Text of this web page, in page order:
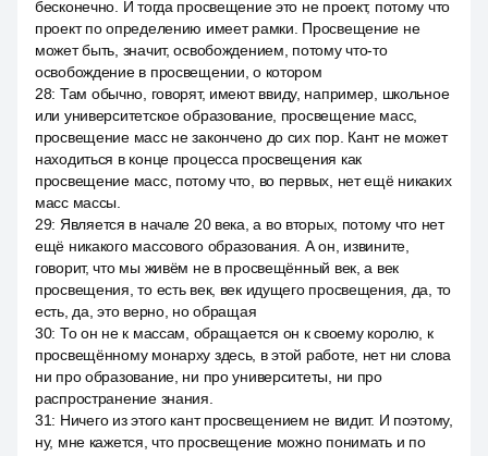
бесконечно. И тогда просвещение это не проект, потому что
проект по определению имеет рамки. Просвещение не
может быть, значит, освобождением, потому что-то
освобождение в просвещении, о котором
28: Там обычно, говорят, имеют ввиду, например, школьное
или университетское образование, просвещение масс,
просвещение масс не закончено до сих пор. Кант не может
находиться в конце процесса просвещения как
просвещение масс, потому что, во первых, нет ещё никаких
масс массы.
29: Является в начале 20 века, а во вторых, потому что нет
ещё никакого массового образования. А он, извините,
говорит, что мы живём не в просвещённый век, а век
просвещения, то есть век, век идущего просвещения, да, то
есть, да, это верно, но обращая
30: То он не к массам, обращается он к своему королю, к
просвещённому монарху здесь, в этой работе, нет ни слова
ни про образование, ни про университеты, ни про
распространение знания.
31: Ничего из этого кант просвещением не видит. И поэтому,
ну, мне кажется, что просвещение можно понимать и по